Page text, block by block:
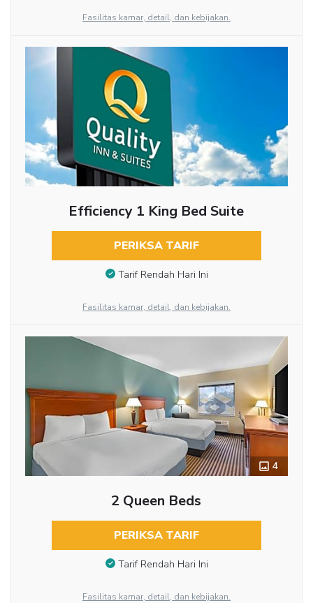
Fasilitas kamar, detail, dan kebijakan.
Efficiency 1 King Bed Suite
PERIKSA TARIF
Tarif Rendah Hari Ini
Fasilitas kamar, detail, dan kebijakan.
4
2 Queen Beds
PERIKSA TARIF
Tarif Rendah Hari Ini
Fasilitas kamar, detail, dan kebijakan.